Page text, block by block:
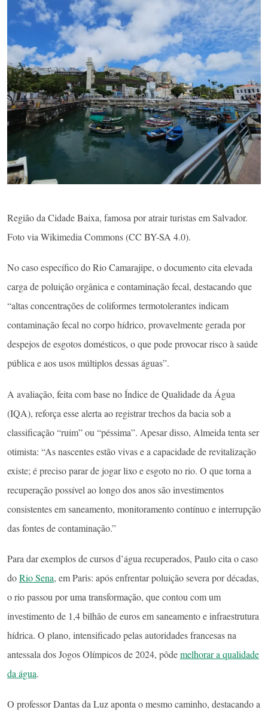
Região da Cidade Baixa, famosa por atrair turistas em Salvador.
Foto via Wikimedia Commons (CC BY-SA 4.0).
No caso específico do Rio Camarajipe, o documento cita elevada
carga de poluição orgânica e contaminação fecal, destacando que
“altas concentrações de coliformes termotolerantes indicam
contaminação fecal no corpo hídrico, provavelmente gerada por
despejos de esgotos domésticos, o que pode provocar risco à saúde
pública e aos usos múltiplos dessas águas”.
A avaliação, feita com base no Índice de Qualidade da Água
(IQA), reforça esse alerta ao registrar trechos da bacia sob a
classificação “ruim” ou “péssima”. Apesar disso, Almeida tenta ser
otimista: “As nascentes estão vivas e a capacidade de revitalização
existe; é preciso parar de jogar lixo e esgoto no rio. O que torna a
recuperação possível ao longo dos anos são investimentos
consistentes em saneamento, monitoramento contínuo e interrupção
das fontes de contaminação.”
Para dar exemplos de cursos d’água recuperados, Paulo cita o caso
doRio Sena, em Paris: após enfrentar poluição severa por décadas,
o rio passou por uma transformação, que contou com um
investimento de 1,4 bilhão de euros em saneamento e infraestrutura
hídrica. O plano, intensificado pelas autoridades francesas na
antessala dos Jogos Olímpicos de 2024, pôdemelhorar a qualidade
da água.
O professor Dantas da Luz aponta o mesmo caminho, destacando a